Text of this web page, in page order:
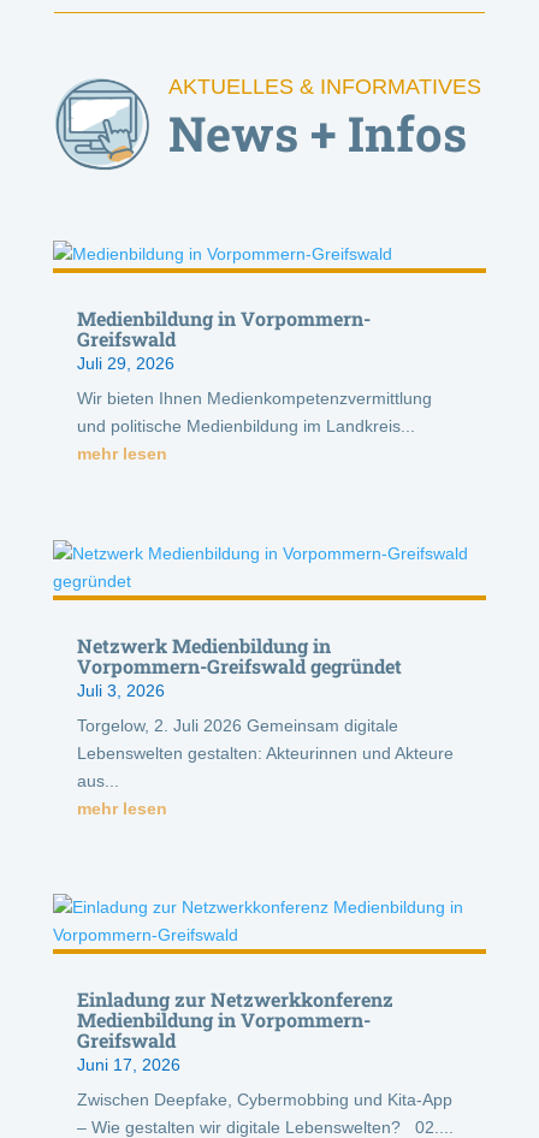
AKTUELLES & INFORMATIVES
News + Infos
Medienbildung in Vorpommern-
Greifswald
Juli 29, 2026
Wir bieten Ihnen Medienkompetenzvermittlung
und politische Medienbildung im Landkreis...
mehr lesen
Netzwerk Medienbildung in
Vorpommern-Greifswald gegründet
Juli 3, 2026
Torgelow, 2. Juli 2026 Gemeinsam digitale
Lebenswelten gestalten: Akteurinnen und Akteure
aus...
mehr lesen
Einladung zur Netzwerkkonferenz
Medienbildung in Vorpommern-
Greifswald
Juni 17, 2026
Zwischen Deepfake, Cybermobbing und Kita-App
– Wie gestalten wir digitale Lebenswelten? 02....